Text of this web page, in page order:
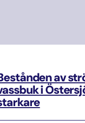
av
i